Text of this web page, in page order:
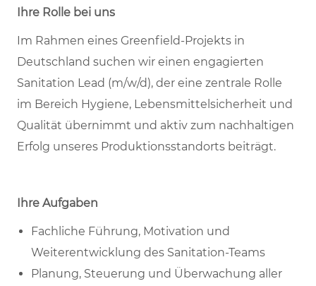
Ihre Rolle bei uns
Im Rahmen eines Greenfield-Projekts in
Deutschland suchen wir einen engagierten
Sanitation Lead (m/w/d), der eine zentrale Rolle
im Bereich Hygiene, Lebensmittelsicherheit und
Qualität übernimmt und aktiv zum nachhaltigen
Erfolg unseres Produktionsstandorts beiträgt.
Ihre Aufgaben
Fachliche Führung, Motivation und
Weiterentwicklung des Sanitation-Teams
Planung, Steuerung und Überwachung aller